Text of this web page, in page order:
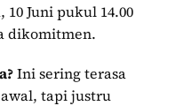
Juni pukul 14.00
dikomitmen.
Ini sering terasa
tapi justru